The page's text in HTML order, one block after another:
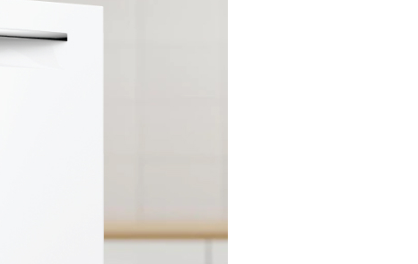
2 tính năng rửa thêm
Aqua stop (cảm biến chống dò rỉ nước)